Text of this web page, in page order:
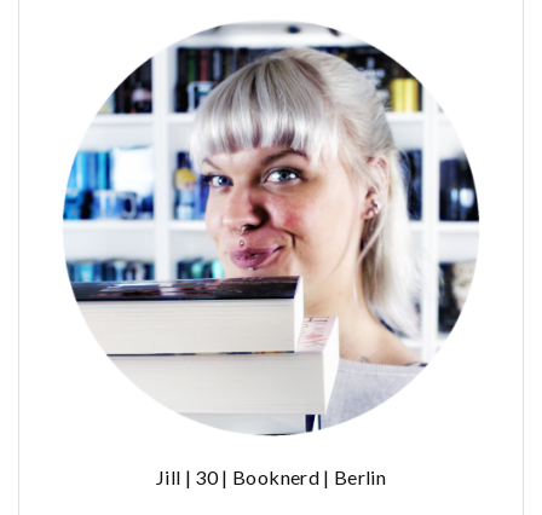
Jill | 30 | Booknerd | Berlin